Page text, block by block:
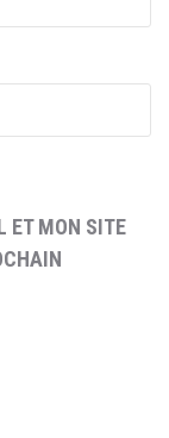
ET MON SITE